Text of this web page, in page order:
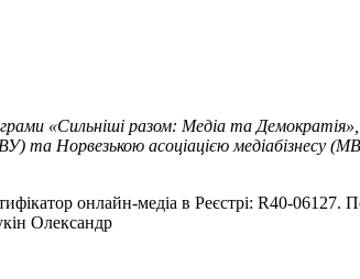
«Сильніші разом: Медіа та
та Норвезькою асоціацією медіабізнесу
онлайн-медіа в Реєстрі: R40-
Олександр